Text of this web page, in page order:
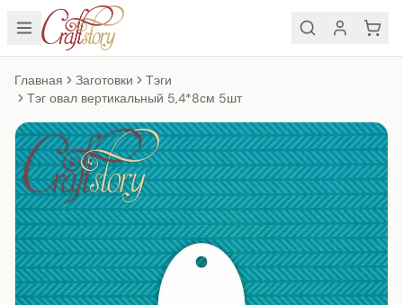
Главная Заготовки
Тэги
Тэг овал вертикальный 5,4*8см 5шт